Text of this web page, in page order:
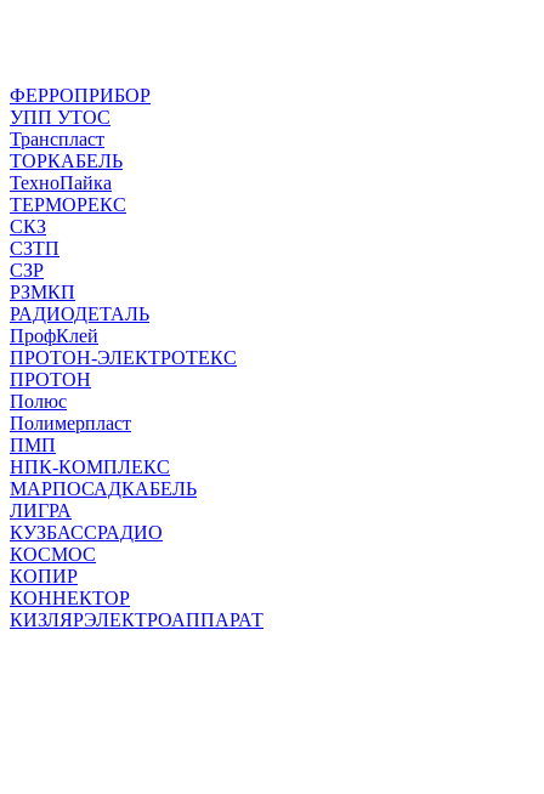
ФЕРРОПРИБОР
УПП УТОС
Транспласт
ТОРКАБЕЛЬ
ТехноПайка
ТЕРМОРЕКС
СКЗ
СЗТП
СЗР
РЗМКП
РАДИОДЕТАЛЬ
ПрофКлей
ПРОТОН-ЭЛЕКТРОТЕКС
ПРОТОН
Полюс
Полимерпласт
ПМП
НПК-КОМПЛЕКС
МАРПОСАДКАБЕЛЬ
ЛИГРА
КУЗБАССРАДИО
КОСМОС
КОПИР
КОННЕКТОР
КИЗЛЯРЭЛЕКТРОАППАРАТ